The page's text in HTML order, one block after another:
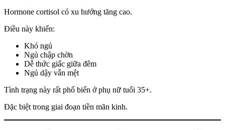
Hormone cortisol có xu hướng tăng cao.
Điều này khiến:
Khó ngủ
Ngủ chập chờn
Dễ thức giấc giữa đêm
Ngủ dậy vẫn mệt
Tình trạng này rất phổ biến ở phụ nữ tuổi 35+.
Đặc biệt trong giai đoạn tiền mãn kinh.